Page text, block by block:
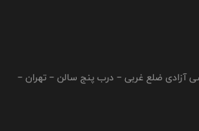
آزادی ضلع غربی – درب پنج سالن – تهران –